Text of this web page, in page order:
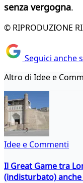
senza vergogna.
© RIPRODUZIONE
Seguici anche
Altro di Idee e
Idee e Commenti
Il Great Game tra
(indisturbato)